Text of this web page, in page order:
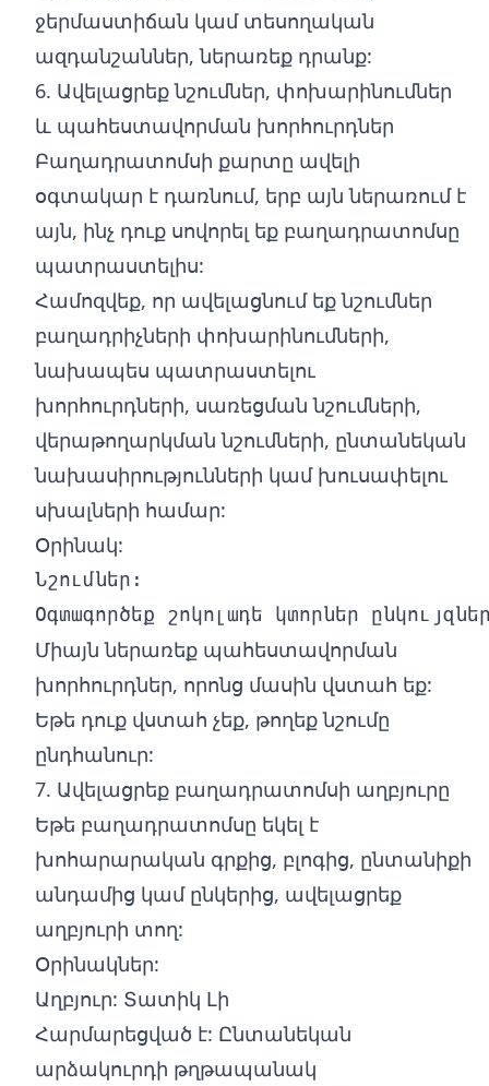
ջերմաստիճան կամ տեսողական
ազդանշաններ, ներառեք դրանք:
6. Ավելացրեք նշումներ, փոխարինումներ
և պահեստավորման խորհուրդներ
Բաղադրատոմսի քարտը ավելի
օգտակար է դառնում, երբ այն ներառում է
այն, ինչ դուք սովորել եք բաղադրատոմսը
պատրաստելիս:
Համոզվեք, որ ավելացնում եք նշումներ
բաղադրիչների փոխարինումների,
նախապես պատրաստելու
խորհուրդների, սառեցման նշումների,
վերաթողարկման նշումների, ընտանեկան
նախասիրությունների կամ խուսափելու
սխալների համար:
Օրինակ:
Նշումներ:
Միայն ներառեք պահեստավորման
խորհուրդներ, որոնց մասին վստահ եք:
Եթե դուք վստահ չեք, թողեք նշումը
ընդհանուր:
7. Ավելացրեք բաղադրատոմսի աղբյուրը
Եթե բաղադրատոմսը եկել է
խոհարարական գրքից, բլոգից, ընտանիքի
անդամից կամ ընկերից, ավելացրեք
աղբյուրի տող:
Օրինակներ:
Աղբյուր: Տատիկ Լի
Հարմարեցված է: Ընտանեկան
արձակուրդի թղթապանակ